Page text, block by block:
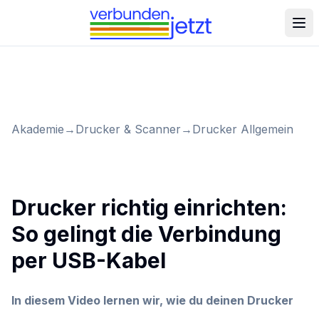
Akademie → Drucker & Scanner→ Drucker Allgemein
Drucker richtig einrichten:
So gelingt die Verbindung
per USB-Kabel
In diesem Video lernen wir, wie du deinen Drucker